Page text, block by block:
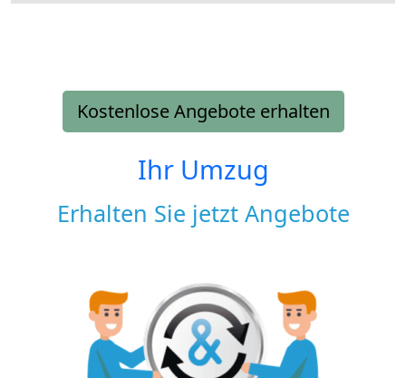
Kostenlose Angebote erhalten
Ihr Umzug
Erhalten Sie jetzt Angebote